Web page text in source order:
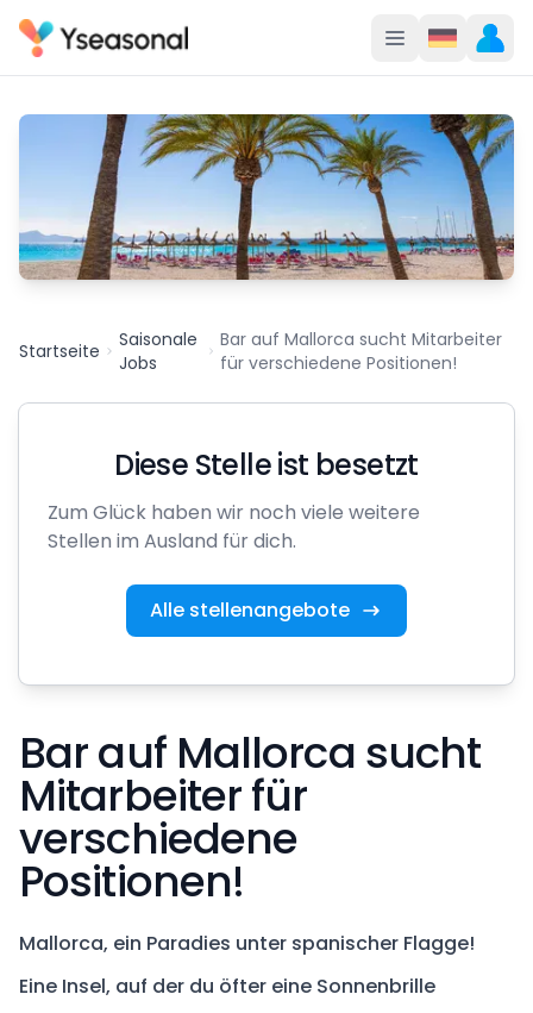
Startseite
Saisonale
Jobs
Bar auf Mallorca sucht Mitarbeiter
für verschiedene Positionen!
Diese Stelle ist besetzt
Zum Glück haben wir noch viele weitere
Stellen im Ausland für dich.
Alle stellenangebote
Bar auf Mallorca sucht
Mitarbeiter für
verschiedene
Positionen!
Mallorca, ein Paradies unter spanischer Flagge!
Eine Insel, auf der du öfter eine Sonnenbrille